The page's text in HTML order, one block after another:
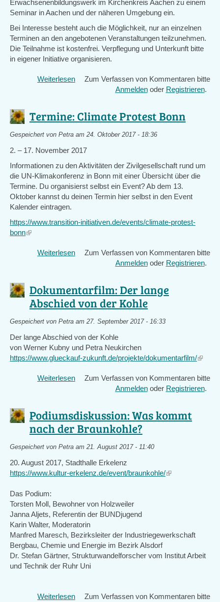
Erwachsenenbildungswerk im Kirchenkreis Aachen zu einem
Seminar in Aachen und der näheren Umgebung ein.
Bei Interesse besteht auch die Möglichkeit, nur an einzelnen
Terminen an den angebotenen Veranstaltungen teilzunehmen.
Die Teilnahme ist kostenfrei. Verpflegung und Unterkunft bitte
in eigener Initiative organisieren.
Weiterlesen über
„Umstellung
auf
Wind-
Sonnenenergie“
Zum Verfassen von Kommentaren bitte
Anmeldenoder Registrieren.
Termine: Climate Protest Bonn
Gespeichert von Petra am 24. Oktober 2017 - 18:36
2. – 17. November 2017
Informationen zu den Aktivitäten der Zivilgesellschaft rund um
die UN-Klimakonferenz in Bonn mit einer Übersicht über die
Termine. Du organisierst selbst ein Event? Ab dem 13.
Oktober kannst du deinen Termin hier selbst in den Event
Kalender eintragen.
https://www.transition-initiativen.de/events/climate-protest-
bonn(link
external)
Weiterlesen über
Bonn
Zum Verfassen von Kommentaren bitte
Anmeldenoder Registrieren.
Dokumentarfilm: Der lange
Abschied von der Kohle
Gespeichert von Petra am 27. September 2017 - 16:33
Der lange Abschied von der Kohle
von Werner Kubny und Petra Neukirchen
https://www.glueckauf-zukunft.de/projekte/dokumentarfilm/(link
Weiterlesen über
Dokumentarfilm:
Abschied
von
Kohle
Zum Verfassen von Kommentaren bitte
Anmeldenoder Registrieren.
Podiumsdiskussion: Was kommt
nach der Braunkohle?
Gespeichert von Petra am 21. August 2017 - 11:40
20. August 2017, Stadthalle Erkelenz
https://www.kultur-erkelenz.de/event/braunkohle/(link
Das Podium:
Torsten Moll, Bewohner von Holzweiler
Janna Aljets, Referentin der BUNDjugend
Karin Walter, Moderatorin
Manfred Maresch, Bezirksleiter der Industriegewerkschaft
Bergbau, Chemie und Energie im Bezirk Alsdorf
Dr. Stefan Gärtner, Strukturwandelforscher vom Institut Arbeit
und Technik der Ruhr Uni
Weiterlesen überZum Verfassen von Kommentaren bitte